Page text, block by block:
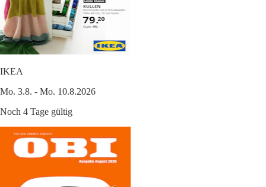
IKEA
Mo. 3.8. - Mo. 10.8.2026
Noch 4 Tage gültig